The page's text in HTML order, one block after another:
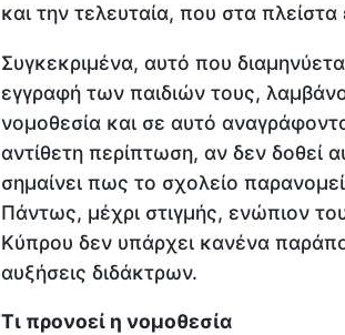
και την τελευταία, που στα πλείστα
Συγκεκριμένα, αυτό που
εγγραφή των παιδιών τους,
νομοθεσία και σε αυτό
αντίθετη περίπτωση, αν δεν δοθεί
σημαίνει πως το σχολείο
Πάντως, μέχρι στιγμής, ενώπιον
Κύπρου δεν υπάρχει κανένα
αυξήσεις διδάκτρων.
Τι προνοεί η νομοθεσία